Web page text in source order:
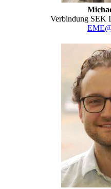
Verbindung SEK